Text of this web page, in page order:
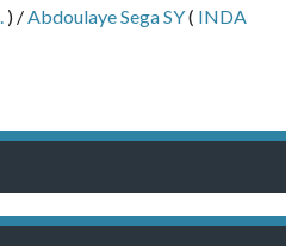
) /Abdoulaye Sega SY( INDA